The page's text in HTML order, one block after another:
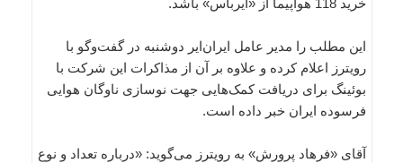
خرید 118 هواپیما از «ایرباس» باشد.
این مطلب را مدیر عامل ایران‌ایر دوشنبه در گفت‌وگو با
رویترز اعلام کرده و علاوه بر آن از مذاکرات این شرکت با
بوئینگ برای دریافت کمک‌هایی جهت نوسازی ناوگان هوایی
فرسوده ایران خبر داده است.
آقای «فرهاد پرورش» به رویترز می‌گوید: «درباره تعداد و نوع